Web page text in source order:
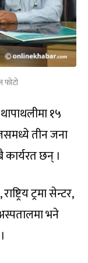
फोटो
१५
तीन जना
छन् ।
ट्रमा सेन्टर,
भने